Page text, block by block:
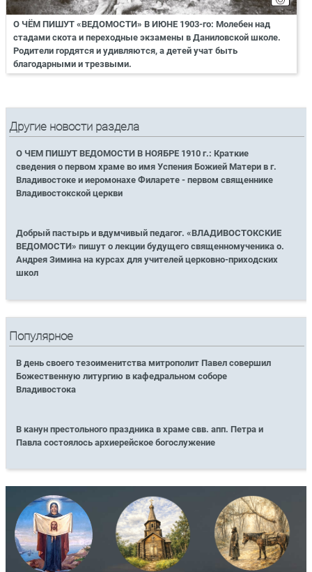
О ЧЁМ ПИШУТ «ВЕДОМОСТИ» В ИЮНЕ 1903-го: Молебен над
стадами скота и переходные экзамены в Даниловской школе.
Родители гордятся и удивляются, а детей учат быть
благодарными и трезвыми.
Другие новости раздела
О ЧЕМ ПИШУТ ВЕДОМОСТИ В НОЯБРЕ 1910 г.: Краткие
сведения о первом храме во имя Успения Божией Матери в г.
Владивостоке и иеромонахе Филарете - первом священнике
Владивостокской церкви
Добрый пастырь и вдумчивый педагог. «ВЛАДИВОСТОКСКИЕ
ВЕДОМОСТИ» пишут о лекции будущего священномученика о.
Андрея Зимина на курсах для учителей церковно-приходских
школ
Популярное
В день своего тезоименитства митрополит Павел совершил
Божественную литургию в кафедральном соборе
Владивостока
В канун престольного праздника в храме свв. апп. Петра и
Павла состоялось архиерейское богослужение